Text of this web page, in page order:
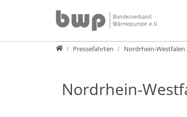
PressePressefahrten Nordrhein-Westfalen
Nordrhein-